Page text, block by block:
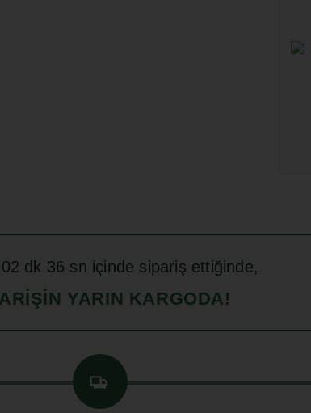
02 dk 35 sn içinde sipariş ettiğinde,
YARIN KARGODA!